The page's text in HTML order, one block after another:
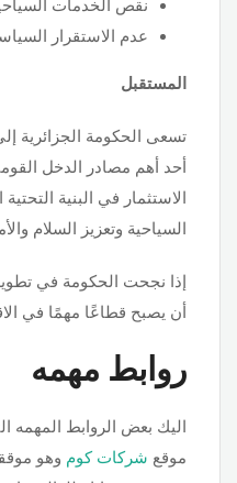
نقص الخدمات
عدم الاستقرار
المستقبل
تسعى الحكومة الجزائرية
أحد أهم مصادر الدخل
الاستثمار في البنية
السياحية وتعزيز السلام
إذا نجحت الحكومة في
أن يصبح قطاعًا مهمًا في
روابط مهمه
اليك بعض الروابط المهمه
موقع شركات كوم وهو